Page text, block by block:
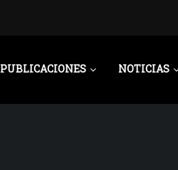
PUBLICACIONES NOTICIAS